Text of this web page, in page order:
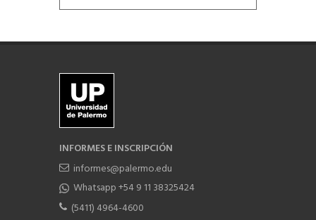
INFORMES E INSCRIPCIÓN
informes@palermo.edu
Whatsapp +54 9 11 38325424
(5411) 4964-4600